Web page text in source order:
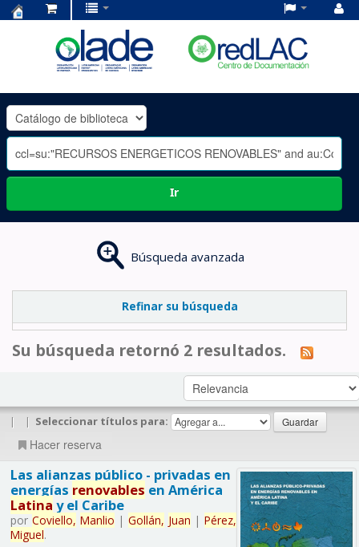
OLADE
-
Ir
Búsqueda avanzada
Refinar su búsqueda
Su búsqueda retornó 2 resultados.
| | Seleccionar títulos para:
Hacer reserva
Las alianzas público - privadas en
energías renovables en América
Latina y el Caribe
por Coviello, Manlio | Gollán, Juan | Pérez,
Miguel.